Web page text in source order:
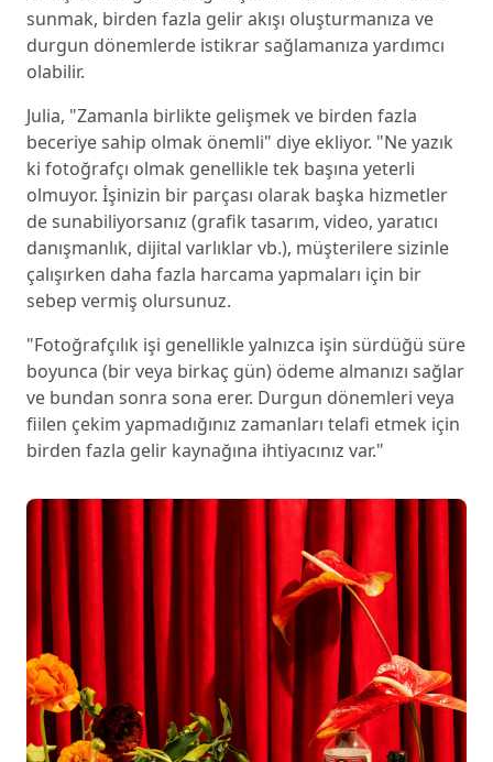
sunmak, birden fazla gelir akışı oluşturmanıza ve
durgun dönemlerde istikrar sağlamanıza yardımcı
olabilir.
Julia, "Zamanla birlikte gelişmek ve birden fazla
beceriye sahip olmak önemli" diye ekliyor. "Ne yazık
ki fotoğrafçı olmak genellikle tek başına yeterli
olmuyor. İşinizin bir parçası olarak başka hizmetler
de sunabiliyorsanız (grafik tasarım, video, yaratıcı
danışmanlık, dijital varlıklar vb.), müşterilere sizinle
çalışırken daha fazla harcama yapmaları için bir
sebep vermiş olursunuz.
"Fotoğrafçılık işi genellikle yalnızca işin sürdüğü süre
boyunca (bir veya birkaç gün) ödeme almanızı sağlar
ve bundan sonra sona erer. Durgun dönemleri veya
fiilen çekim yapmadığınız zamanları telafi etmek için
birden fazla gelir kaynağına ihtiyacınız var."